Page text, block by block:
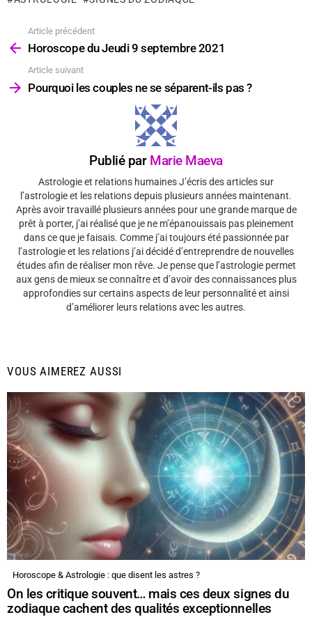
plus
Article précédent
Horoscope du Jeudi 9 septembre 2021
Article suivant
Pourquoi les couples ne se séparent-ils pas ?
Publié par Marie Maeva
Astrologie et relations humaines J’écris des articles sur
l’astrologie et les relations depuis plusieurs années maintenant.
Après avoir travaillé plusieurs années pour une grande marque de
prêt à porter, j’ai réalisé que je ne m’épanouissais pas pleinement
dans ce que je faisais. Comme j’ai toujours été passionnée par
l’astrologie et les relations j’ai décidé d’entreprendre de nouvelles
études afin de réaliser mon rêve. Je pense que l’astrologie permet
aux gens de mieux se connaître et d’avoir des connaissances plus
approfondies sur certains aspects de leur personnalité et ainsi
d’améliorer leurs relations avec les autres.
VOUS AIMEREZ AUSSI
Horoscope & Astrologie : que disent les astres ?
On les critique souvent… mais ces deux signes du
zodiaque cachent des qualités exceptionnelles